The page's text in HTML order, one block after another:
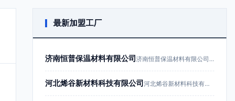
最新加盟工厂
济南恒普保温材料有限公司 济南恒普保温材料有限公司成立于201…
河北烯谷新材料科技有限公司 河北烯谷新材料科技有限公司成立于20…